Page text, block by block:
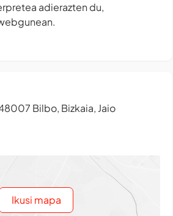
adierazten du,
Bilbo, Bizkaia, Jaio
Ikusi mapa